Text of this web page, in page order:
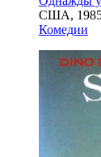
США,
Комедии